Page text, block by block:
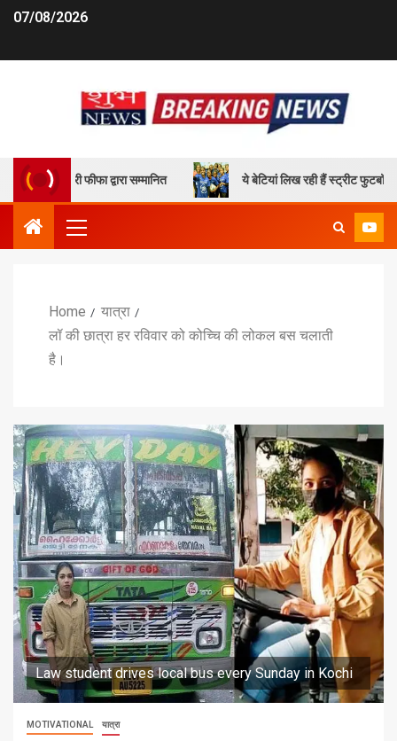
07/08/2026
छेत्री फीफा द्वारा सम्मानित ये बेटियां लिख रही हैं स्ट्रीट फुटबॉल के
Home
यात्रा
लॉ की छात्रा हर रविवार को कोच्चि की लोकल बस चलाती
है।
Law student drives local bus every Sunday in Kochi
MOTIVATIONAL यात्रा